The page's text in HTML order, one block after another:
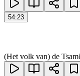
54:23
(Het volk van) de